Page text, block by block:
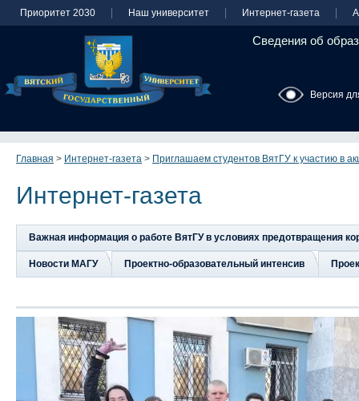
Приоритет 2030 Наш университет Интернет-газета
Сведения об
Версия
Главная > Интернет-газета > Приглашаем студентов ВятГУ к участию в
Интернет-газета
Важная информация о работе ВятГУ в условиях предотвращения
Новости МАГУ Проектно-образовательный интенсив